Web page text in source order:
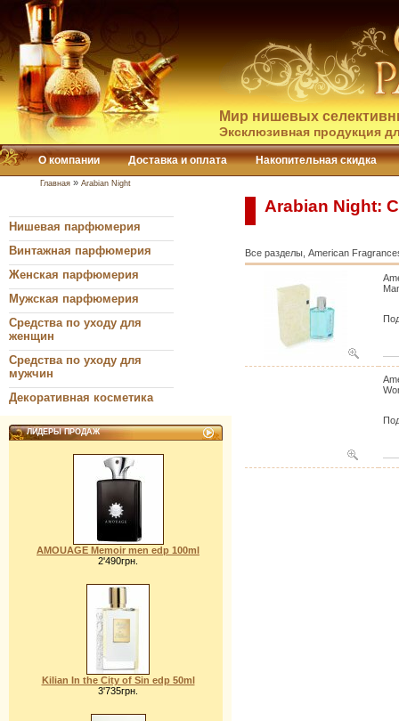
Мир нишевых
Эксклюзивная продукция
О компании Доставка и оплата Накопительная скидка
Главная » Arabian Night
Нишевая парфюмерия
Винтажная парфюмерия
Женская парфюмерия
Мужская парфюмерия
Средства по уходу для
женщин
Средства по уходу для
мужчин
Декоративная косметика
ЛИДЕРЫ ПРОДАЖ
AMOUAGE Memoir men edp 100ml
2'490грн.
Kilian In the City of Sin edp 50ml
3'735грн.
Arabian Night:
Все разделы, American